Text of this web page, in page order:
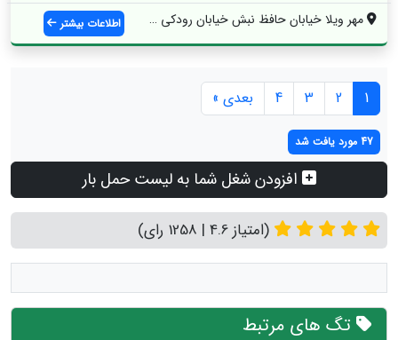
مهر ویلا خیابان حافظ نبش خیابان رودکی غر... اطلاعات بیشتر
1
2
3
4 بعدی »
47 مورد یافت شد
افزودن شغل شما به لیست حمل بار
(امتیاز 4.6 | 1258 رای)
تگ های مرتبط